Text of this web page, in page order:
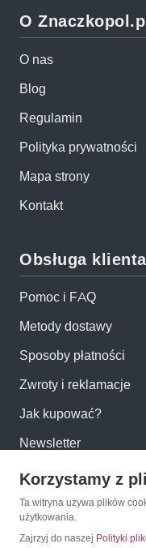
O
O nas
Blog
Regulamin
Polityka prywatności
Mapa strony
Kontakt
Obsługa klienta
Pomoc i FAQ
Metody dostawy
Sposoby płatności
Zwroty i reklamacje
Jak kupować?
Newsletter
Konto
Moje konto
Korzystamy z
Ta witryna używa plików
użytkowania.
Zajrzyj do naszej Polityki